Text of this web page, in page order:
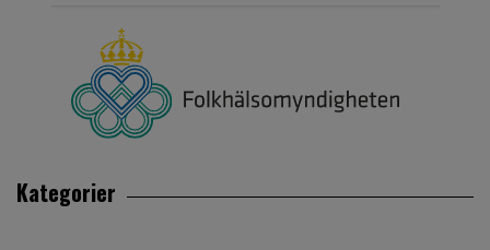
Kategorier